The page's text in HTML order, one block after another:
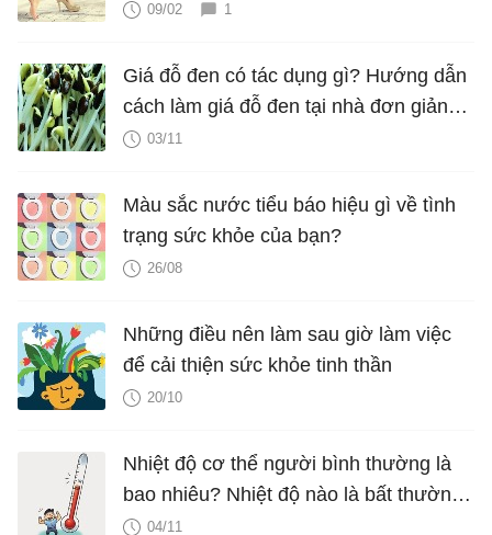
09/02 1
Giá đỗ đen có tác dụng gì? Hướng dẫn
cách làm giá đỗ đen tại nhà đơn giản
nhất03/11
Màu sắc nước tiểu báo hiệu gì về tình
trạng sức khỏe của bạn?
26/08
Những điều nên làm sau giờ làm việc
để cải thiện sức khỏe tinh thần
20/10
Nhiệt độ cơ thể người bình thường là
bao nhiêu? Nhiệt độ nào là bất thường
cần đi khám?
04/11